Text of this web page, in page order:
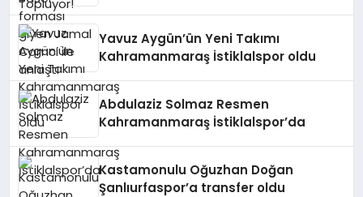
Yavuz Aygün’ün Yeni Takımı
Kahramanmaraş İstiklalspor oldu
Abdulaziz Solmaz Resmen
Kahramanmaraş İstiklalspor’da
Kastamonulu Oğuzhan Doğan
Şanlıurfaspor’a transfer oldu